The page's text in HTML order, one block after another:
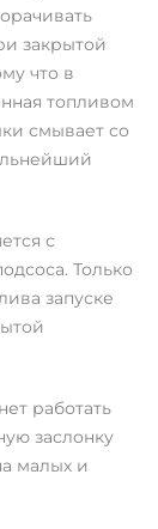
закрытой
что в
топливом
смывает со
с
Только
запуске
работать
заслонку
малых и